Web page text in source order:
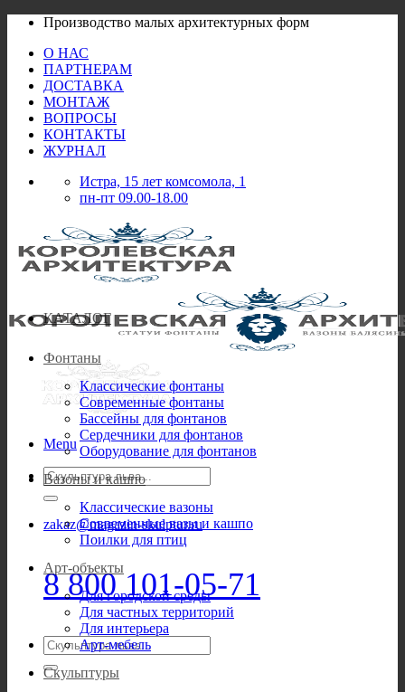
Skip
content
Производство малых архитектурных форм
О НАС
ПАРТНЕРАМ
ДОСТАВКА
МОНТАЖ
ВОПРОСЫ
КОНТАКТЫ
ЖУРНАЛ
Истра, 15 лет комсомола, 1
пн-пт 09.00-18.00
Menu
Искать:
zakaz@magazin-skulptur.ru
8 800 101-05-71
Искать:
КАТАЛОГ
Фонтаны
Классические фонтаны
Современные фонтаны
Бассейны для фонтанов
Сердечники для фонтанов
Оборудование для фонтанов
Вазоны и кашпо
Классические вазоны
Современные вазы и кашпо
Поилки для птиц
Арт-объекты
Для городской среды
Для частных территорий
Для интерьера
Арт-мебель
Скульптуры